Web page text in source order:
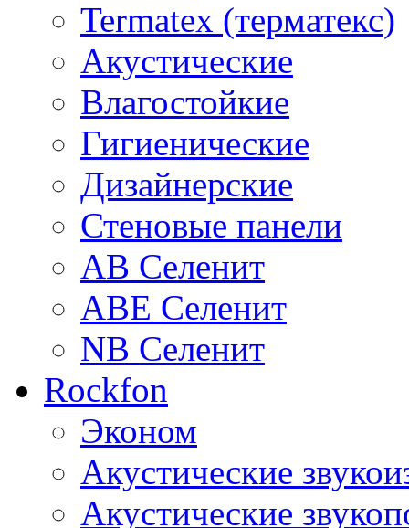
Termatex (терматекс)
Акустические
Влагостойкие
Гигиенические
Дизайнерские
Стеновые панели
AB Селенит
ABE Селенит
NB Селенит
Rockfon
Эконом
Акустические
Акустические